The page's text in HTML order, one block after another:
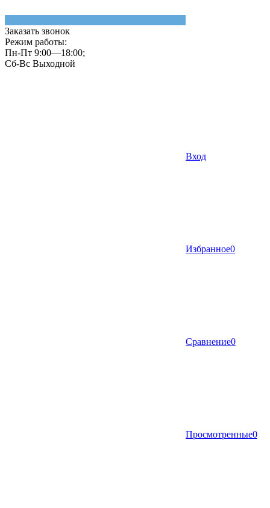
Заказать звонок
Режим работы:
Пн-Пт 9:00—18:00;
Сб-Вс Выходной
Вход
Избранное0
Сравнение0
Просмотренные0